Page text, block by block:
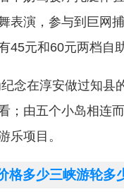
表演，参与到巨网
45元和60元两档自
念在淳安做过知县
；由五个小岛相连
乐项目。
格多少三峡游轮多